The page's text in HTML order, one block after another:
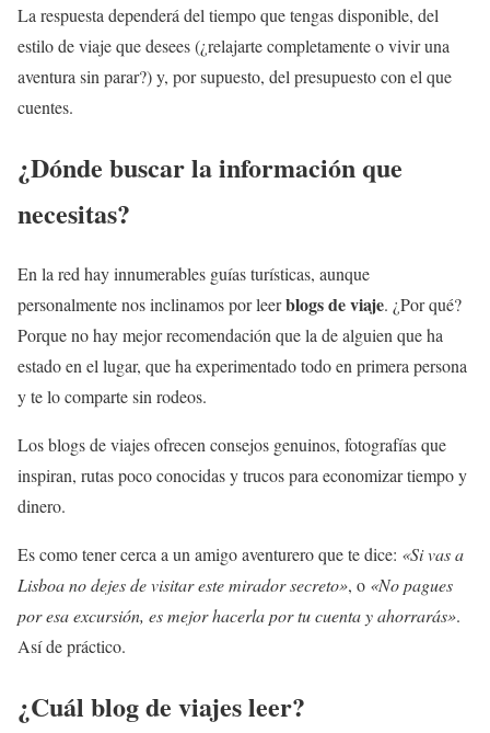
La respuesta dependerá del tiempo que tengas disponible, del
estilo de viaje que desees (¿relajarte completamente o vivir una
aventura sin parar?) y, por supuesto, del presupuesto con el que
cuentes.
¿Dónde buscar la información que
necesitas?
En la red hay innumerables guías turísticas, aunque
personalmente nos inclinamos por leerblogs de viaje. ¿Por qué?
Porque no hay mejor recomendación que la de alguien que ha
estado en el lugar, que ha experimentado todo en primera persona
y te lo comparte sin rodeos.
Los blogs de viajes ofrecen consejos genuinos, fotografías que
inspiran, rutas poco conocidas y trucos para economizar tiempo y
dinero.
Es como tener cerca a un amigo aventurero que te dice: «Si vas a
Lisboa no dejes de visitar este mirador secreto», o «No pagues
por esa excursión, es mejor hacerla por tu cuenta y ahorrarás».
Así de práctico.
¿Cuál blog de viajes leer?